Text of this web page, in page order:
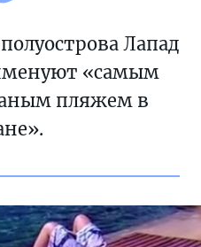
Лапад
«самым
пляжем в